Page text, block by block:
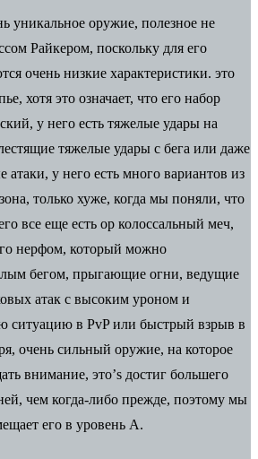
уникальное оружие, полезное не
Райкером, поскольку для его
очень низкие характеристики. это
хотя это означает, что его набор
у него есть тяжелые удары на
тяжелые удары с бега или даже
у него есть много вариантов из
только хуже, когда мы поняли, что
все еще есть ор колоссальный меч,
нерфом, который можно
бегом, прыгающие огни, ведущие
атак с высоким уроном и
ситуацию в PvP или быстрый взрыв в
очень сильный оружие, на которое
внимание, это’s достиг большего
чем когда-либо прежде, поэтому мы
его в уровень A.